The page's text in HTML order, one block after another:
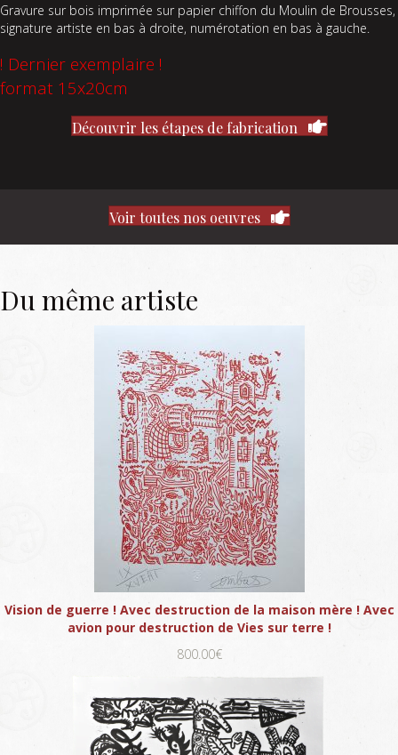
Gravure sur bois imprimée sur papier chiffon du Moulin de Brousses,
signature artiste en bas à droite, numérotation en bas à gauche.
! Dernier exemplaire !
format 15x20cm
Découvrir les étapes de fabrication
Voir toutes nos oeuvres
Du même artiste
Vision de guerre ! Avec destruction de la maison mère ! Avec
avion pour destruction de Vies sur terre !
800.00€